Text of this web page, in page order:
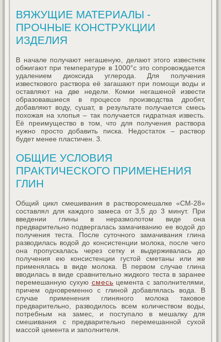
ВЯЖУЩИЕ МАТЕРИАЛЫ -
ПРОЧНЫЕ КОНСТРУКЦИИ
ИЗДЕЛИЯ
В начале получают негашеную, делают этого известняк
обжигают при температуре в 1000°c это сопровождается
удалением диоксида углерода. Для получения
известкового раствора её загашают при помощи воды и
оставляют на две недели. Комки негашеной извести
образовавшиеся в процессе производства дробят,
добавляют воду, сушат, в результате получается смесь
похожая на хлопья – так получается гидратная известь.
Её преимущество в том, что для получения раствора
нужно просто добавить писка. Недостаток – раствор
будет менее пластичен. 3.
ОБЩИЕ УСЛОВИЯ
ПРАКТИЧЕСКОГО ПРИМЕНЕНИЯ
ГЛИН
Общий цикл смешивания в растворомешалке «СМ-28»
составлял для каждого замеса от 3,5 до 3 минут. При
введении глины в неразмолотом виде она
предварительно подвергалась замачиванию ее водой до
получения теста. После суточного замачивания глина
разводилась водой до консистенции молока, после чего
она пропускалась через сетку и выдерживалась до
получения ею консистенции густой сметаны или же
применялась в виде молока. В первом случае глина
вводилась в виде сравнительно жидкого теста в заранее
перемешанную сухую смесь цемента с заполнителями,
причем одновременно с глиной добавлялась вода. В
случае применения глиняного молока таковое
предварительно, разводилось всем количеством воды,
потребным на замес, и поступало в мешалку для
смешивания с предварительно перемешанной сухой
массой цемента и заполнителя.